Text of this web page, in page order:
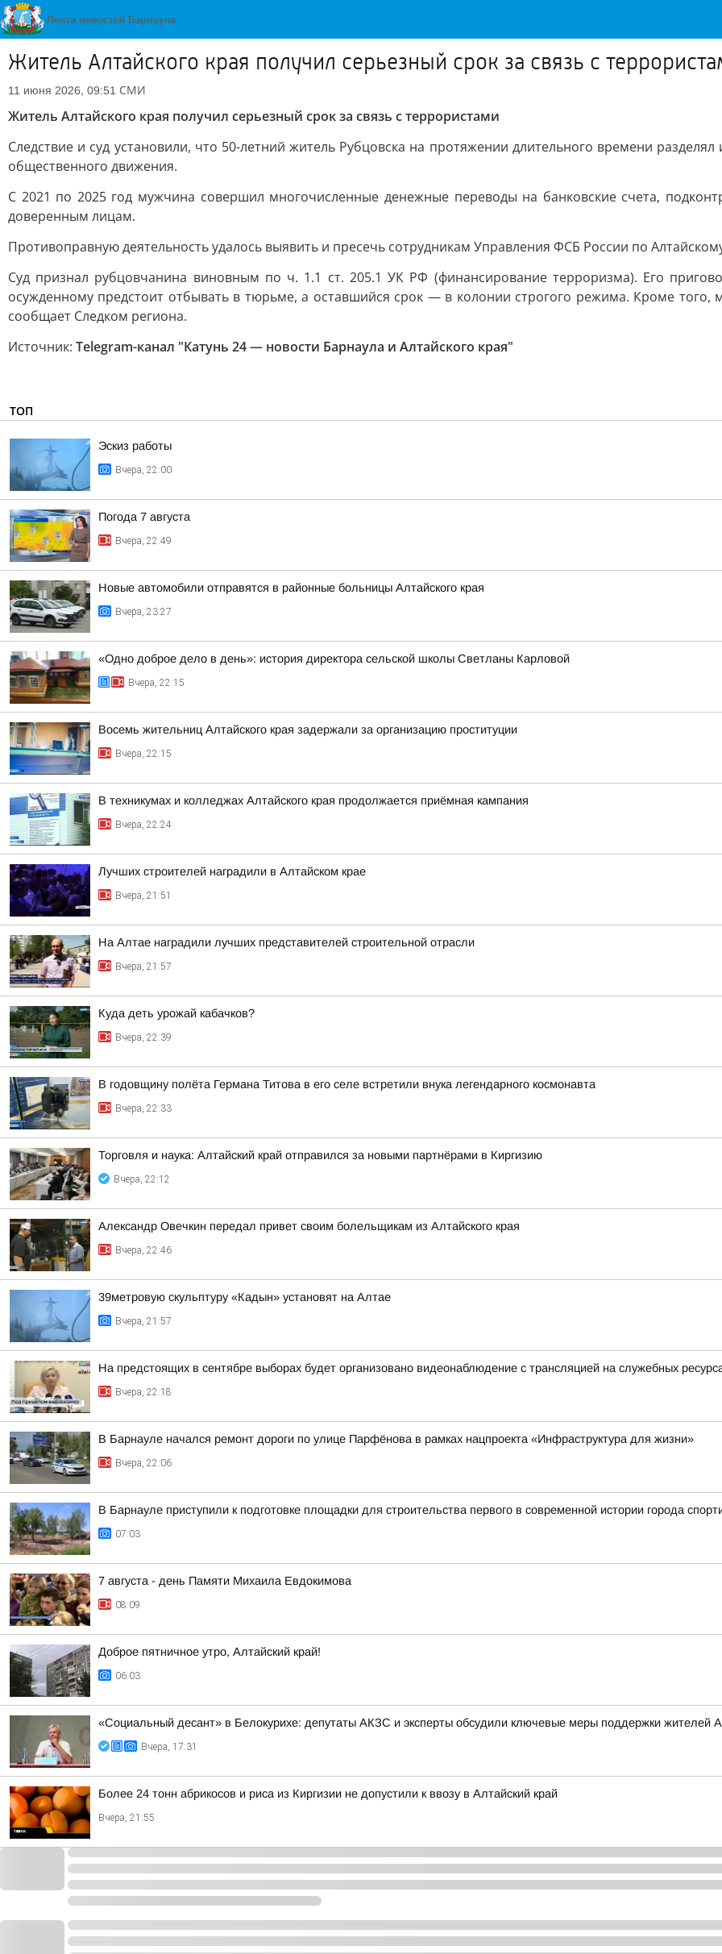
Житель Алтайского края получил серьезный срок за связь с
11 июня 2026, 09:51 СМИ
Житель Алтайского края получил серьезный срок за связь с террористами
Следствие и суд установили, что 50-летний житель Рубцовска на протяжении длительного времени
общественного движения.
С 2021 по 2025 год мужчина совершил многочисленные денежные переводы на банковские счета,
доверенным лицам.
Противоправную деятельность удалось выявить и пресечь сотрудникам Управления ФСБ России по
Суд признал рубцовчанина виновным по ч. 1.1 ст. 205.1 УК РФ (финансирование терроризма). Его
осужденному предстоит отбывать в тюрьме, а оставшийся срок — в колонии строгого режима. Кроме
сообщает Следком региона.
Источник: Telegram-канал "Катунь 24 — новости Барнаула и Алтайского края"
ТОП
Эскиз работы
Вчера, 22:00
Погода 7 августа
Вчера, 22:49
Новые автомобили отправятся в районные больницы Алтайского края
Вчера, 23:27
«Одно доброе дело в день»: история директора сельской школы Светланы Карловой
Вчера, 22:15
Восемь жительниц Алтайского края задержали за организацию проституции
Вчера, 22:15
В техникумах и колледжах Алтайского края продолжается приёмная кампания
Вчера, 22:24
Лучших строителей наградили в Алтайском крае
Вчера, 21:51
На Алтае наградили лучших представителей строительной отрасли
Вчера, 21:57
Куда деть урожай кабачков?
Вчера, 22:39
В годовщину полёта Германа Титова в его селе встретили внука легендарного космонавта
Вчера, 22:33
Торговля и наука: Алтайский край отправился за новыми партнёрами в Киргизию
Вчера, 22:12
Александр Овечкин передал привет своим болельщикам из Алтайского края
Вчера, 22:46
39метровую скульптуру «Кадын» установят на Алтае
Вчера, 21:57
На предстоящих в сентябре выборах будет организовано видеонаблюдение с трансляцией на служебных
Вчера, 22:18
В Барнауле начался ремонт дороги по улице Парфёнова в рамках нацпроекта «Инфраструктура для жизни»
Вчера, 22:06
В Барнауле приступили к подготовке площадки для строительства первого в современной истории города
07:03
7 августа - день Памяти Михаила Евдокимова
08:09
Доброе пятничное утро, Алтайский край!
06:03
«Социальный десант» в Белокурихе: депутаты АКЗС и эксперты обсудили ключевые меры поддержки жителей
Вчера, 17:31
Более 24 тонн абрикосов и риса из Киргизии не допустили к ввозу в Алтайский край
Вчера, 21:55